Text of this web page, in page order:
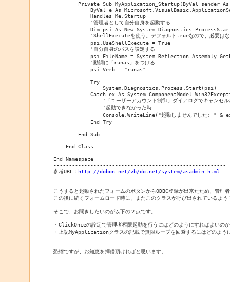
Private Sub MyApplication_Startup(ByVal sender
ByVal e As
            Handles Me.Startup
            '管理者として自分自身を起動する
Dim psi As New
'ShellExecuteを使う。デフォルトtrueなので、必要は
            psi.UseShellExecute = True
            '自分自身のパスを設定する
psi.FileName =
            '動詞に「runas」をつける
            psi.Verb = "runas"
            Try
                System.Diagnostics.Process.Start(psi)
Catch ex As
'「ユーザーアカウント制御」ダイアログでキャンセル
                '起動できなかった時
Console.WriteLine("起動しませんでした: " &
            End Try
        End Sub
    End Class
End Namespace
--------------------------------------------------------
参考URL： http://dobon.net/vb/dotnet/system/asadmin.html
こうすると起動されたフォームのボタンからODBC登録が出来たため、管理
この後に続くフォームロード時に、またこのクラスが呼び出されているよ
そこで、お聞きしたいのが以下の２点です。
・ClickOnceの設定で管理者権限起動を行うにはどのようにすればよいの
・上記MyApplicationクラスの記載で無限ループを回避するにはどのよう